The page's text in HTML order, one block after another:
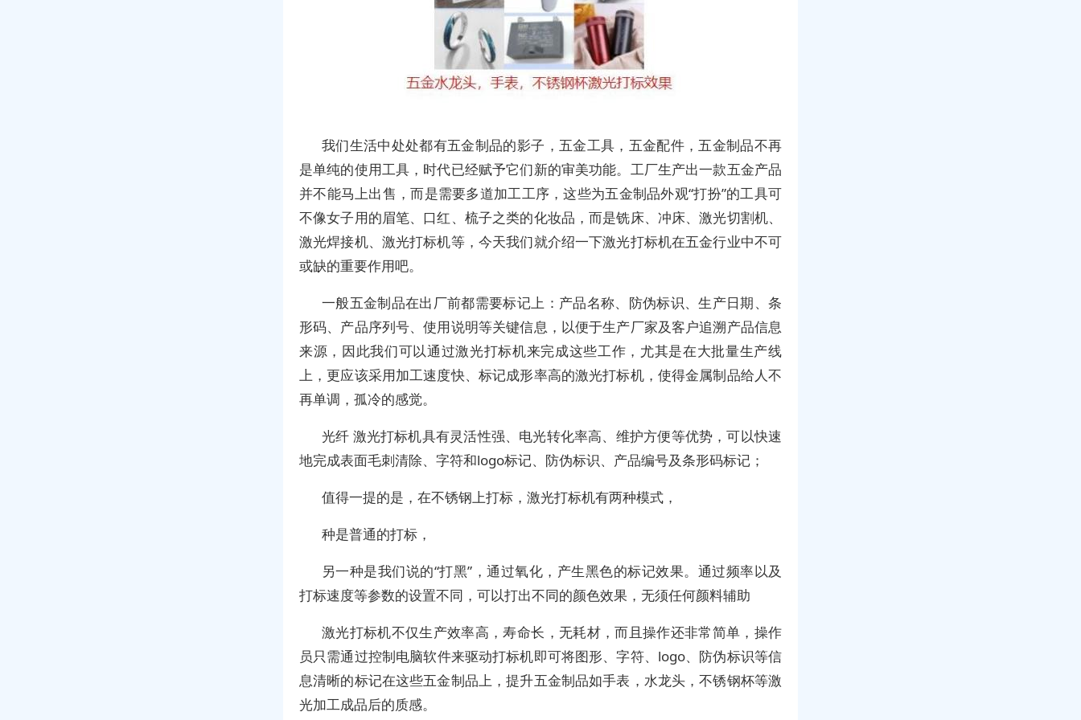
我们生活中处处都有五金制品的影子，五金工具，五金配件，五金制品不再
是单纯的使用工具，时代已经赋予它们新的审美功能。工厂生产出一款五金产品
并不能马上出售，而是需要多道加工工序，这些为五金制品外观“打扮”的工具可
不像女子用的眉笔、口红、梳子之类的化妆品，而是铣床、冲床、激光切割机、
激光焊接机、激光打标机等，今天我们就介绍一下激光打标机在五金行业中不可
或缺的重要作用吧。
一般五金制品在出厂前都需要标记上：产品名称、防伪标识、生产日期、条
形码、产品序列号、使用说明等关键信息，以便于生产厂家及客户追溯产品信息
来源，因此我们可以通过激光打标机来完成这些工作，尤其是在大批量生产线
上，更应该采用加工速度快、标记成形率高的激光打标机，使得金属制品给人不
再单调，孤冷的感觉。
光纤 激光打标机具有灵活性强、电光转化率高、维护方便等优势，可以快速
地完成表面毛刺清除、字符和logo标记、防伪标识、产品编号及条形码标记；
值得一提的是，在不锈钢上打标，激光打标机有两种模式，
种是普通的打标，
另一种是我们说的“打黑”，通过氧化，产生黑色的标记效果。通过频率以及
打标速度等参数的设置不同，可以打出不同的颜色效果，无须任何颜料辅助
激光打标机不仅生产效率高，寿命长，无耗材，而且操作还非常简单，操作
员只需通过控制电脑软件来驱动打标机即可将图形、字符、logo、防伪标识等信
息清晰的标记在这些五金制品上，提升五金制品如手表，水龙头，不锈钢杯等激
光加工成品后的质感。